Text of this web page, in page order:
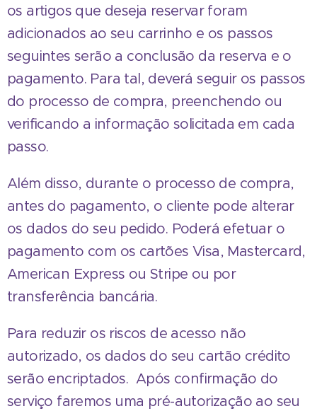
os artigos que deseja reservar foram
adicionados ao seu carrinho e os passos
seguintes serão a conclusão da reserva e o
pagamento. Para tal, deverá seguir os passos
do processo de compra, preenchendo ou
verificando a informação solicitada em cada
passo.
Além disso, durante o processo de compra,
antes do pagamento, o cliente pode alterar
os dados do seu pedido. Poderá efetuar o
pagamento com os cartões Visa, Mastercard,
American Express ou Stripe ou por
transferência bancária.
Para reduzir os riscos de acesso não
autorizado, os dados do seu cartão crédito
serão encriptados. Após confirmação do
serviço faremos uma pré-autorização ao seu